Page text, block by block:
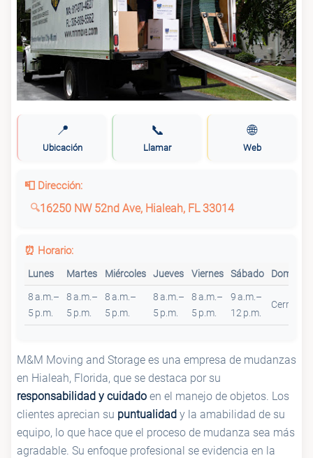
📍
Ubicación
📞
Llamar
🌐
Web
📮 Dirección:
16250 NW 52nd Ave, Hialeah, FL 33014
⏰ Horario:
Lunes Martes Miércoles Jueves Viernes Sábado Domingo
8 a.m.–
5 p.m.
8 a.m.–
5 p.m.
8 a.m.–
5 p.m.
8 a.m.–
5 p.m.
8 a.m.–
5 p.m.
9 a.m.–
12 p.m.
Cerrado
M&M Moving and Storage es una empresa de mudanzas
en Hialeah, Florida, que se destaca por su
responsabilidad y cuidado en el manejo de objetos. Los
clientes aprecian su puntualidad y la amabilidad de su
equipo, lo que hace que el proceso de mudanza sea más
agradable. Su enfoque profesional se evidencia en la